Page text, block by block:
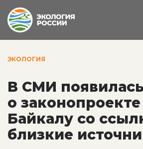
ЭКОЛОГИЯ
В СМИ
о
Байкалу со
близкие